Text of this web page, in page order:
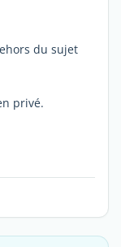
du sujet
privé.